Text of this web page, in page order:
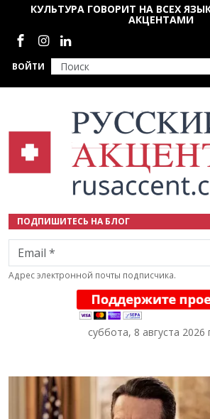
Перейти к основному содержанию
ВОЙТИ
КУЛЬТУРА ГОВОРИТ НА ВСЕХ
АКЦЕНТАМИ
Социальные сети
ПОДПИШИТЕСЬ НА БЛОГ
Email
Адрес электронной почты подписчика.
суббота, 8 августа 2026